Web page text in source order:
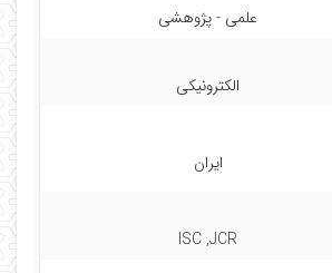
علمی - پژوهشی
الکترونیکی
ایران
ISC ,JCR